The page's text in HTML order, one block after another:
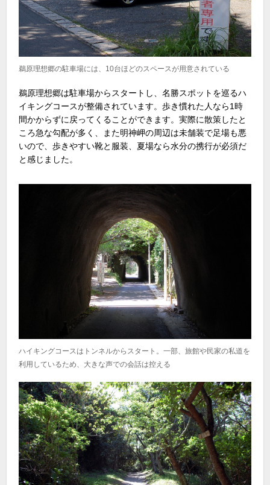
鵜原理想郷の駐車場には、10台ほどのスペースが用意されている
鵜原理想郷は駐車場からスタートし、名勝スポットを巡るハ
イキングコースが整備されています。歩き慣れた人なら1時
間かからずに戻ってくることができます。実際に散策したと
ころ急な勾配が多く、また明神岬の周辺は未舗装で足場も悪
いので、歩きやすい靴と服装、夏場なら水分の携行が必須だ
と感じました。
ハイキングコースはトンネルからスタート。一部、旅館や民家の私道を
利用しているため、大きな声での会話は控える